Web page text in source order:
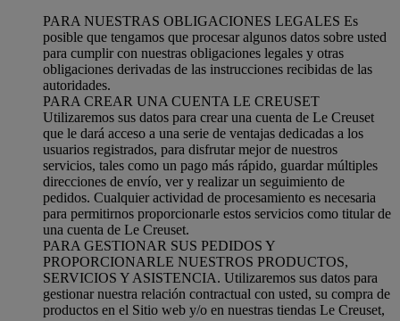
PARA NUESTRAS OBLIGACIONES LEGALES Es
posible que tengamos que procesar algunos datos sobre usted
para cumplir con nuestras obligaciones legales y otras
obligaciones derivadas de las instrucciones recibidas de las
autoridades.
PARA CREAR UNA CUENTA LE CREUSET
Utilizaremos sus datos para crear una cuenta de Le Creuset
que le dará acceso a una serie de ventajas dedicadas a los
usuarios registrados, para disfrutar mejor de nuestros
servicios, tales como un pago más rápido, guardar múltiples
direcciones de envío, ver y realizar un seguimiento de
pedidos. Cualquier actividad de procesamiento es necesaria
para permitirnos proporcionarle estos servicios como titular de
una cuenta de Le Creuset.
PARA GESTIONAR SUS PEDIDOS Y
PROPORCIONARLE NUESTROS PRODUCTOS,
SERVICIOS Y ASISTENCIA. Utilizaremos sus datos para
gestionar nuestra relación contractual con usted, su compra de
productos en el Sitio web y/o en nuestras tiendas Le Creuset,